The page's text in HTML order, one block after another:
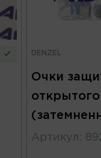
DENZEL
Очки
Артикул :